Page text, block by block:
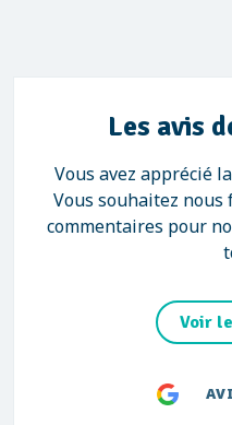
Les avis
Vous avez apprécié
Vous souhaitez nous
commentaires pour
Voir